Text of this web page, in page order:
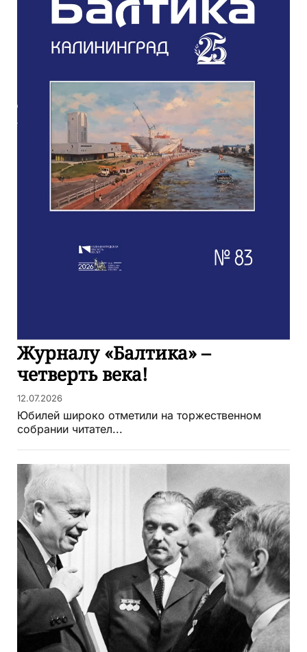
Журналу «Балтика» –
четверть века!
12.07.2026
Юбилей широко отметили на торжественном
собрании читател...